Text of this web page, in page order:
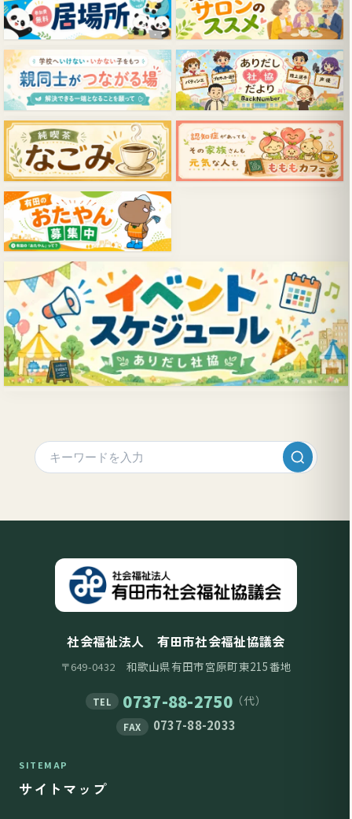
社会福祉法人 有田市社会福祉協議会
〒649-0432 和歌山県有田市宮原町東215番地
TEL 0737-88-2750（代）
FAX 0737-88-2033
SITEMAP
サイトマップ